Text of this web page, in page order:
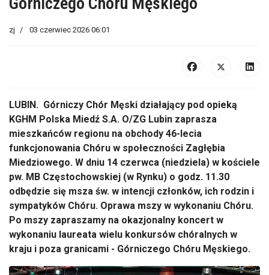
zj 03 czerwiec 2026 06:01
LUBIN. Górniczy Chór Męski działający pod opieką
KGHM Polska Miedź S.A. O/ZG Lubin zaprasza
mieszkańców regionu na obchody 46-lecia
funkcjonowania Chóru w społeczności Zagłębia
Miedziowego. W dniu 14 czerwca (niedziela) w kościele
pw. MB Częstochowskiej (w Rynku) o godz. 11.30
odbędzie się msza św. w intencji członków, ich rodzin i
sympatyków Chóru. Oprawa mszy w wykonaniu Chóru.
Po mszy zapraszamy na okazjonalny koncert w
wykonaniu laureata wielu konkursów chóralnych w
kraju i poza granicami - Górniczego Chóru Męskiego.